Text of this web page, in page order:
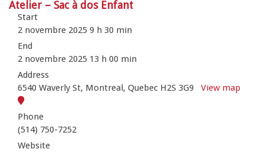
Atelier – Sac à dos Enfant
Start
2 novembre 2025 9 h 30 min
End
2 novembre 2025 13 h 00 min
Address
6540 Waverly St, Montreal, Quebec H2S 3G9 View map
Phone
(514) 750-7252
Website